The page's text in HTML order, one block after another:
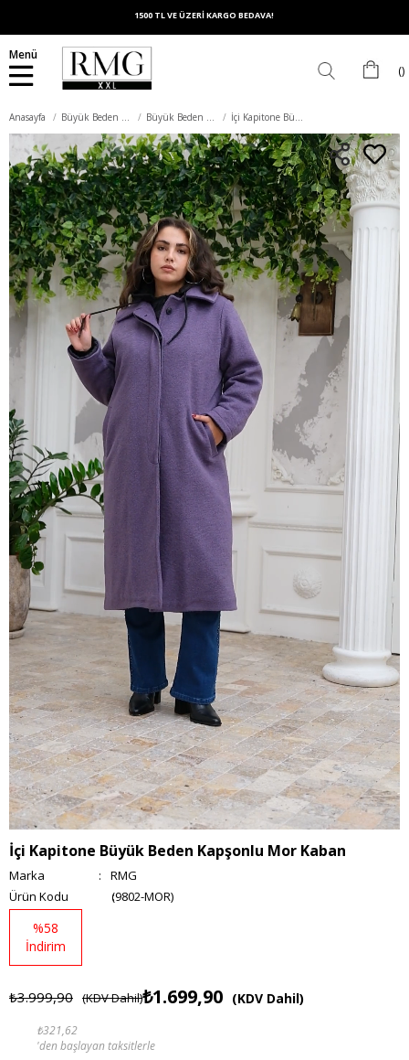
1500 TL VE ÜZERİ KARGO BEDAVA!
Menü
Anasayfa Büyük Beden Dış Giyim Büyük Beden Kaban İçi Kapitone Büyük Beden Kapşonlu Mor Kaban
İçi Kapitone Büyük Beden Kapşonlu Mor Kaban
Marka :
RMG
(9802-MOR)
%58
İndirim
₺3.999,90 (KDV Dahil)₺1.699,90 (KDV Dahil)
₺321,62
'den başlayan taksitlerle